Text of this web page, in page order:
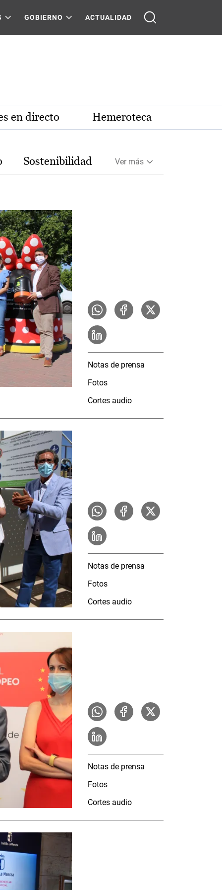
GOBIERNO ACTUALIDAD
en directo Hemeroteca
Sostenibilidad Ver más
Notas de prensa
Fotos
Cortes audio
Notas de prensa
Fotos
Cortes audio
Notas de prensa
Fotos
Cortes audio